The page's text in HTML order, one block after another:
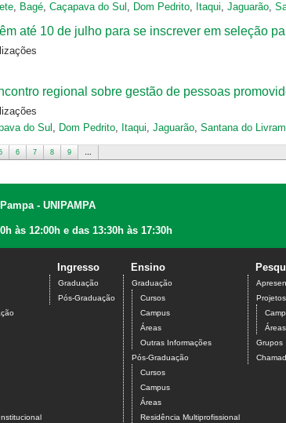
, Bagé, Caçapava do Sul , Dom Pedrito, Itaqui, Jaguarão,
até 10 de julho para se inscrever em seleção
regional sobre gestão de pessoas
do Sul , Dom Pedrito, Itaqui, Jaguarão, Santana do
6 7 8 9 …
- UNIPAMPA
às 12:00h e das 13:30h às 17:30h
Ingresso
Graduação
Pós-Graduação
Ensino
Graduação
Cursos
Campus
Áreas
Outras Informações
Pós-Graduação
Cursos
Campus
Áreas
Residência Multiprofissional
Áreas
Grupos